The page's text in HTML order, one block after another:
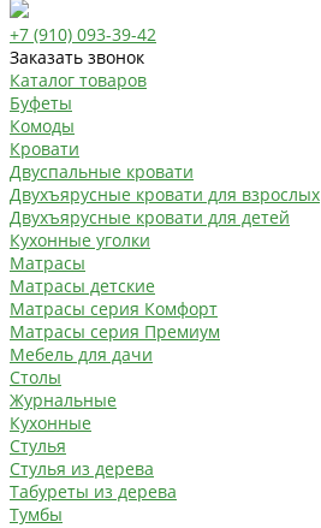
+7 (910) 093-39-42
Заказать звонок
Каталог товаров
Буфеты
Комоды
Кровати
Двуспальные кровати
Двухъярусные кровати для взрослых
Двухъярусные кровати для детей
Кухонные уголки
Матрасы
Матрасы детские
Матрасы серия Комфорт
Матрасы серия Премиум
Мебель для дачи
Столы
Журнальные
Кухонные
Стулья
Стулья из дерева
Табуреты из дерева
Тумбы